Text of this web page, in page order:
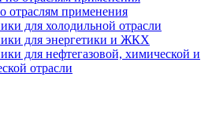
отраслям применения
для холодильной отрасли
для энергетики и ЖКХ
для нефтегазовой, химической и
отрасли